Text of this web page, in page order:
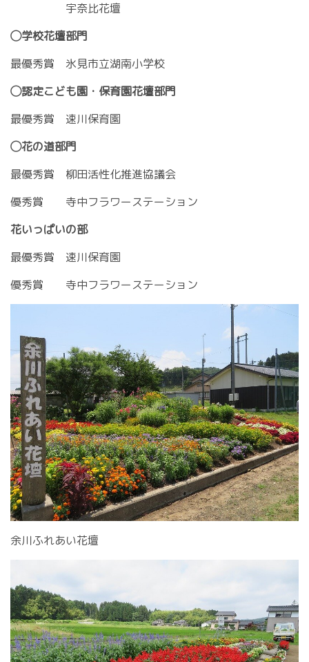
宇奈比花壇
◯学校花壇部門
最優秀賞 氷見市立湖南小学校
◯認定こども園・保育園花壇部門
最優秀賞 速川保育園
◯花の道部門
最優秀賞 柳田活性化推進協議会
優秀賞 寺中フラワーステーション
花いっぱいの部
最優秀賞 速川保育園
優秀賞 寺中フラワーステーション
余川ふれあい花壇